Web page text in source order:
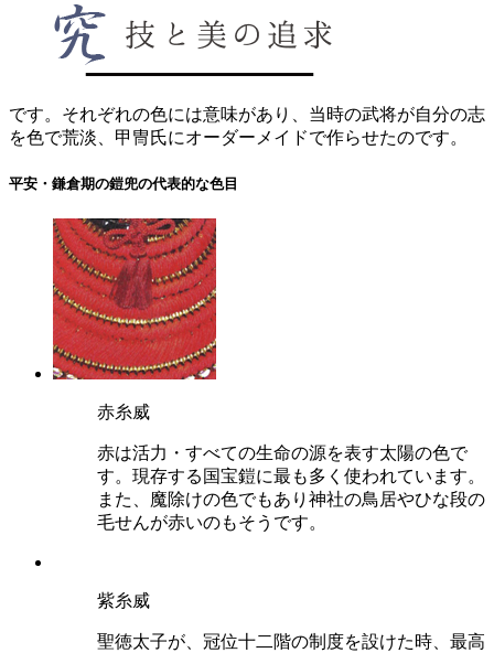
です。それぞれの色には意味があり、 当時の武将が自分の志
を色で荒淡、甲冑氏にオーダーメイドで作らせたのです。
平安・鎌倉期の鎧兜の代表的な色目
赤糸威
赤は活力・すべての生命の源を表す太陽の色で
す。現存する国宝鎧に最も多く使われています。
また、 魔除けの色でもあり神社の鳥居やひな段の
毛せんが赤いのもそうです。
紫糸威
聖徳太子が、冠位十二階の制度を設けた時、 最高